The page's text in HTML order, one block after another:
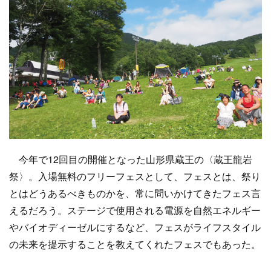
今年で12回目の開催となった山形県蔵王の〈蔵王龍岩
祭〉。入場無料のフリーフェスとして、フェスとは、祭り
とはどうあるべきものかを、常に問いかけてきたフェス言
えるだろう。ステージで使用される電源を自然エネルギー
やバイオディーゼルにするなど、フェスがライフスタイル
の未来を提示することを教えてくれたフェスでもあった。